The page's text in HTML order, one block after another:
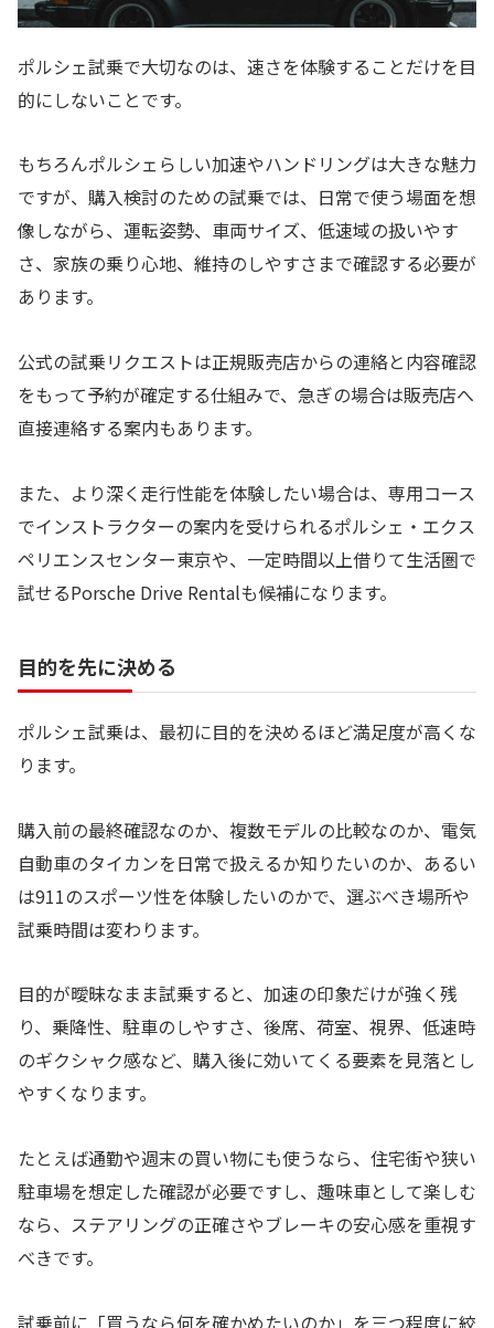
ポルシェ試乗で大切なのは、速さを体験することだけを目
的にしないことです。
もちろんポルシェらしい加速やハンドリングは大きな魅力
ですが、購入検討のための試乗では、日常で使う場面を想
像しながら、運転姿勢、車両サイズ、低速域の扱いやす
さ、家族の乗り心地、維持のしやすさまで確認する必要が
あります。
公式の試乗リクエストは正規販売店からの連絡と内容確認
をもって予約が確定する仕組みで、急ぎの場合は販売店へ
直接連絡する案内もあります。
また、より深く走行性能を体験したい場合は、専用コース
でインストラクターの案内を受けられるポルシェ・エクス
ペリエンスセンター東京や、一定時間以上借りて生活圏で
試せるPorsche Drive Rentalも候補になります。
目的を先に決める
ポルシェ試乗は、最初に目的を決めるほど満足度が高くな
ります。
購入前の最終確認なのか、複数モデルの比較なのか、電気
自動車のタイカンを日常で扱えるか知りたいのか、あるい
は911のスポーツ性を体験したいのかで、選ぶべき場所や
試乗時間は変わります。
目的が曖昧なまま試乗すると、加速の印象だけが強く残
り、乗降性、駐車のしやすさ、後席、荷室、視界、低速時
のギクシャク感など、購入後に効いてくる要素を見落とし
やすくなります。
たとえば通勤や週末の買い物にも使うなら、住宅街や狭い
駐車場を想定した確認が必要ですし、趣味車として楽しむ
なら、ステアリングの正確さやブレーキの安心感を重視す
べきです。
試乗前に「買うなら何を確かめたいのか」を三つ程度に絞